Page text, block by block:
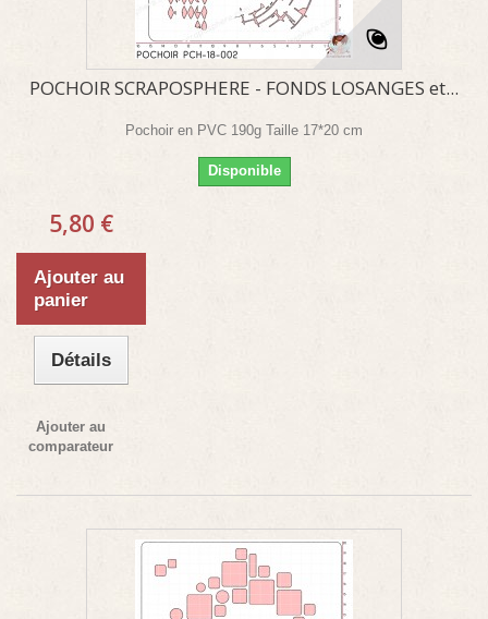
POCHOIR SCRAPOSPHERE - FONDS LOSANGES et...
Pochoir en PVC 190g Taille 17*20 cm
Disponible
5,80 €
Ajouter au
panier
Détails
Ajouter au
comparateur